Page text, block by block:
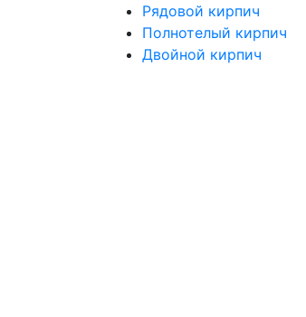
Рядовой кирпич
Полнотелый кирпич
Двойной кирпич